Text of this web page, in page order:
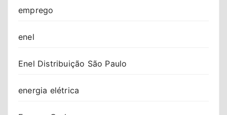
emprego
enel
Enel Distribuição São Paulo
energia elétrica